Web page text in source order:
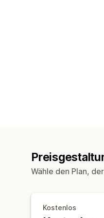
Wähle den Plan,
Kostenlos